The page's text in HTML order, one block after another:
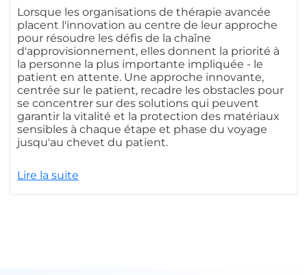
Lorsque les organisations de thérapie avancée
placent l'innovation au centre de leur approche
pour résoudre les défis de la chaîne
d'approvisionnement, elles donnent la priorité à
la personne la plus importante impliquée - le
patient en attente. Une approche innovante,
centrée sur le patient, recadre les obstacles pour
se concentrer sur des solutions qui peuvent
garantir la vitalité et la protection des matériaux
sensibles à chaque étape et phase du voyage
jusqu'au chevet du patient.
Lire la suite